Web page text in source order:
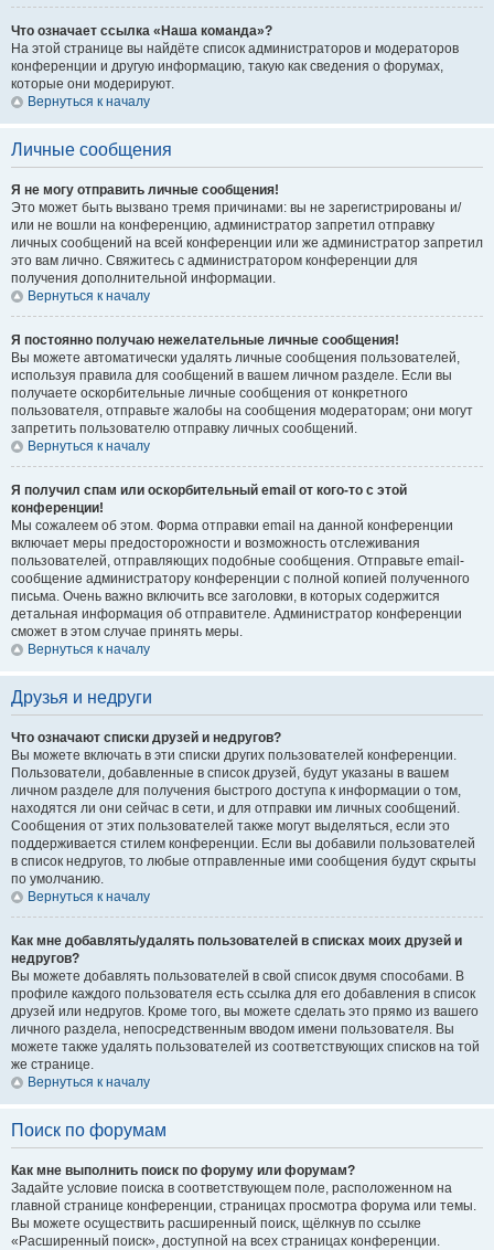
Что означает ссылка «Наша команда»?
На этой странице вы найдёте список администраторов и модераторов
конференции и другую информацию, такую как сведения о форумах,
которые они модерируют.
Вернуться к началу
Личные сообщения
Я не могу отправить личные сообщения!
Это может быть вызвано тремя причинами: вы не зарегистрированы и/
или не вошли на конференцию, администратор запретил отправку
личных сообщений на всей конференции или же администратор запретил
это вам лично. Свяжитесь с администратором конференции для
получения дополнительной информации.
Вернуться к началу
Я постоянно получаю нежелательные личные сообщения!
Вы можете автоматически удалять личные сообщения пользователей,
используя правила для сообщений в вашем личном разделе. Если вы
получаете оскорбительные личные сообщения от конкретного
пользователя, отправьте жалобы на сообщения модераторам; они могут
запретить пользователю отправку личных сообщений.
Вернуться к началу
Я получил спам или оскорбительный email от кого-то с этой
конференции!
Мы сожалеем об этом. Форма отправки email на данной конференции
включает меры предосторожности и возможность отслеживания
пользователей, отправляющих подобные сообщения. Отправьте email-
сообщение администратору конференции с полной копией полученного
письма. Очень важно включить все заголовки, в которых содержится
детальная информация об отправителе. Администратор конференции
сможет в этом случае принять меры.
Вернуться к началу
Друзья и недруги
Что означают списки друзей и недругов?
Вы можете включать в эти списки других пользователей конференции.
Пользователи, добавленные в список друзей, будут указаны в вашем
личном разделе для получения быстрого доступа к информации о том,
находятся ли они сейчас в сети, и для отправки им личных сообщений.
Сообщения от этих пользователей также могут выделяться, если это
поддерживается стилем конференции. Если вы добавили пользователей
в список недругов, то любые отправленные ими сообщения будут скрыты
по умолчанию.
Вернуться к началу
Как мне добавлять/удалять пользователей в списках моих друзей и
недругов?
Вы можете добавлять пользователей в свой список двумя способами. В
профиле каждого пользователя есть ссылка для его добавления в список
друзей или недругов. Кроме того, вы можете сделать это прямо из вашего
личного раздела, непосредственным вводом имени пользователя. Вы
можете также удалять пользователей из соответствующих списков на той
же странице.
Вернуться к началу
Поиск по форумам
Как мне выполнить поиск по форуму или форумам?
Задайте условие поиска в соответствующем поле, расположенном на
главной странице конференции, страницах просмотра форума или темы.
Вы можете осуществить расширенный поиск, щёлкнув по ссылке
«Расширенный поиск», доступной на всех страницах конференции.